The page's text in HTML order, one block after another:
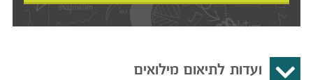
ועדות לתיאום מילואים